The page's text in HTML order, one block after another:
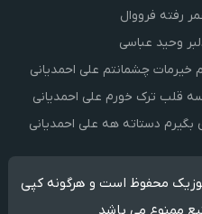
رفته فرووال
وحید عباسی
خیرمات چشمانتم علی احمدیانی
قلب ترک خورم علی احمدیانی
بگیرم دستاته هه علی احمدیانی
محفوظ است و هرگونه کپی